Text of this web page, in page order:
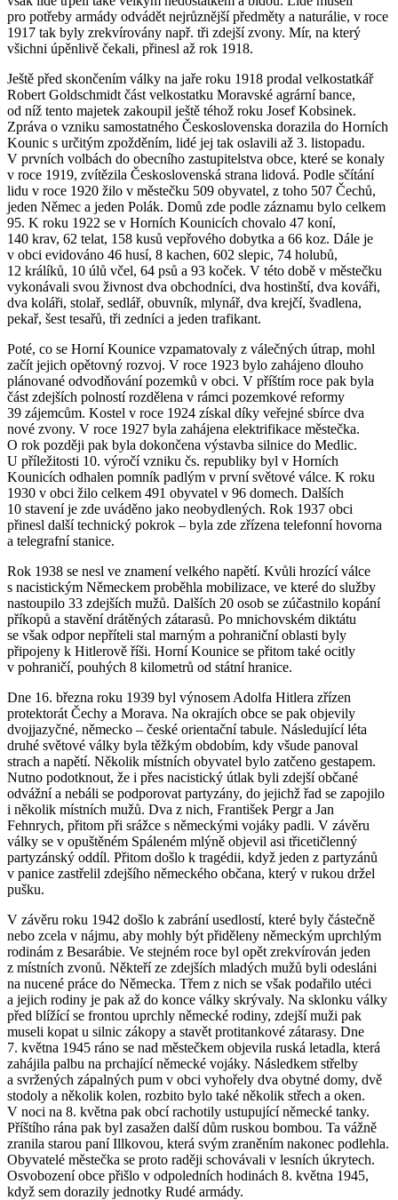
pro potřeby armády odvádět nejrůznější předměty a naturálie, v roce
1917 tak byly zrekvírovány např. tři zdejší zvony. Mír, na který
všichni úpěnlivě čekali, přinesl až rok 1918.
Ještě před skončením války na jaře roku 1918 prodal velkostatkář
Robert Goldschmidt část velkostatku Moravské agrární bance,
od níž tento majetek zakoupil ještě téhož roku Josef Kobsinek.
Zpráva o vzniku samostatného Československa dorazila do Horních
Kounic s určitým zpožděním, lidé jej tak oslavili až 3. listopadu.
V prvních volbách do obecního zastupitelstva obce, které se konaly
v roce 1919, zvítězila Československá strana lidová. Podle sčítání
lidu v roce 1920 žilo v městečku 509 obyvatel, z toho 507 Čechů,
jeden Němec a jeden Polák. Domů zde podle záznamu bylo celkem
95. K roku 1922 se v Horních Kounicích chovalo 47 koní,
140 krav, 62 telat, 158 kusů vepřového dobytka a 66 koz. Dále je
v obci evidováno 46 husí, 8 kachen, 602 slepic, 74 holubů,
12 králíků, 10 úlů včel, 64 psů a 93 koček. V této době v městečku
vykonávali svou živnost dva obchodníci, dva hostinští, dva kováři,
dva koláři, stolař, sedlář, obuvník, mlynář, dva krejčí, švadlena,
pekař, šest tesařů, tři zedníci a jeden trafikant.
Poté, co se Horní Kounice vzpamatovaly z válečných útrap, mohl
začít jejich opětovný rozvoj. V roce 1923 bylo zahájeno dlouho
plánované odvodňování pozemků v obci. V příštím roce pak byla
část zdejších polností rozdělena v rámci pozemkové reformy
39 zájemcům. Kostel v roce 1924 získal díky veřejné sbírce dva
nové zvony. V roce 1927 byla zahájena elektrifikace městečka.
O rok později pak byla dokončena výstavba silnice do Medlic.
U příležitosti 10. výročí vzniku čs. republiky byl v Horních
Kounicích odhalen pomník padlým v první světové válce. K roku
1930 v obci žilo celkem 491 obyvatel v 96 domech. Dalších
10 stavení je zde uváděno jako neobydlených. Rok 1937 obci
přinesl další technický pokrok – byla zde zřízena telefonní hovorna
a telegrafní stanice.
Rok 1938 se nesl ve znamení velkého napětí. Kvůli hrozící válce
s nacistickým Německem proběhla mobilizace, ve které do služby
nastoupilo 33 zdejších mužů. Dalších 20 osob se zúčastnilo kopání
příkopů a stavění drátěných zátarasů. Po mnichovském diktátu
se však odpor nepříteli stal marným a pohraniční oblasti byly
připojeny k Hitlerově říši. Horní Kounice se přitom také ocitly
v pohraničí, pouhých 8 kilometrů od státní hranice.
Dne 16. března roku 1939 byl výnosem Adolfa Hitlera zřízen
protektorát Čechy a Morava. Na okrajích obce se pak objevily
dvojjazyčné, německo – české orientační tabule. Následující léta
druhé světové války byla těžkým obdobím, kdy všude panoval
strach a napětí. Několik místních obyvatel bylo zatčeno gestapem.
Nutno podotknout, že i přes nacistický útlak byli zdejší občané
odvážní a nebáli se podporovat partyzány, do jejichž řad se zapojilo
i několik místních mužů. Dva z nich, František Pergr a Jan
Fehnrych, přitom při srážce s německými vojáky padli. V závěru
války se v opuštěném Spáleném mlýně objevil asi třicetičlenný
partyzánský oddíl. Přitom došlo k tragédii, když jeden z partyzánů
v panice zastřelil zdejšího německého občana, který v rukou držel
pušku.
V závěru roku 1942 došlo k zabrání usedlostí, které byly částečně
nebo zcela v nájmu, aby mohly být přiděleny německým uprchlým
rodinám z Besarábie. Ve stejném roce byl opět zrekvírován jeden
z místních zvonů. Někteří ze zdejších mladých mužů byli odesláni
na nucené práce do Německa. Třem z nich se však podařilo utéci
a jejich rodiny je pak až do konce války skrývaly. Na sklonku války
před blížící se frontou uprchly německé rodiny, zdejší muži pak
museli kopat u silnic zákopy a stavět protitankové zátarasy. Dne
7. května 1945 ráno se nad městečkem objevila ruská letadla, která
zahájila palbu na prchající německé vojáky. Následkem střelby
a svržených zápalných pum v obci vyhořely dva obytné domy, dvě
stodoly a několik kolen, rozbito bylo také několik střech a oken.
V noci na 8. května pak obcí rachotily ustupující německé tanky.
Příštího rána pak byl zasažen další dům ruskou bombou. Ta vážně
zranila starou paní Illkovou, která svým zraněním nakonec podlehla.
Obyvatelé městečka se proto raději schovávali v lesních úkrytech.
Osvobození obce přišlo v odpoledních hodinách 8. května 1945,
když sem dorazily jednotky Rudé armády.